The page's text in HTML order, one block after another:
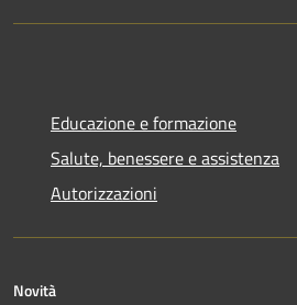
Educazione e formazione
Salute, benessere e assistenza
Autorizzazioni
Novità